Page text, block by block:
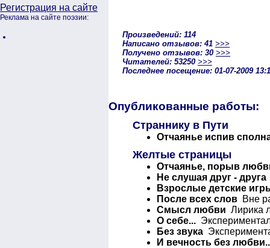
Регистрация на сайте
Реклама на сайте поэзии:
Произведений: 114
Написано отзывов: 41 >>>
Получено отзывов: 30 >>>
Читателей: 53250 >>>
Последнее посещение: 01-07-2009
Опубликованные работы:
Страннику в Пути
Отчаянье испив
Желтые страницы
Отчаянье, порыв
Не слушая друг - друга
Взрослые детские
После всех слов Вне
Смысл любви Лирика
О себе...
Без звука
И вечность без